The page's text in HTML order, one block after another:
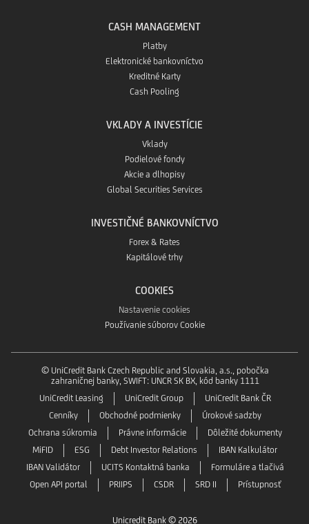
CASH MANAGEMENT
Platby
Elektronické bankovníctvo
Kreditné Karty
Cash Pooling
VKLADY A INVESTÍCIE
Vklady
Podielové fondy
Akcie a dlhopisy
Global Securities Services
INVESTIČNÉ BANKOVNÍCTVO
Forex & Rates
Kapitálové trhy
COOKIES
Nastavenie cookies
Používanie súborov Cookie
© UniCredit Bank Czech Republic and Slovakia, a.s., pobočka
zahraničnej banky, SWIFT: UNCR SK BX, kód banky 1111
UniCredit Leasing
UniCredit Group
UniCredit Bank ČR
Cenníky
Obchodné podmienky
Úrokové sadzby
Ochrana súkromia
Právne informácie
Dôležité dokumenty
MiFID
ESG Debt Investor Relations
IBAN Kalkulátor
IBAN Validátor
UCITS Kontaktná banka
Formuláre a tlačivá
Open API portal
PRIIPS CSDR SRD II Prístupnosť
Unicredit Bank © 2026